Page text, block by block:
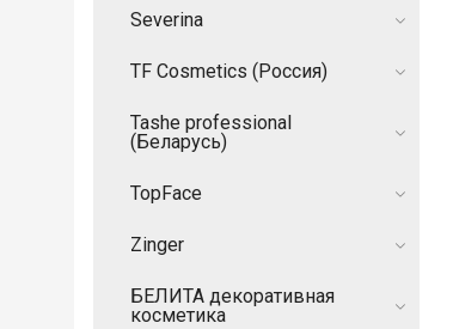
Severina
TF Cosmetics (Россия)
Tashe professional
(Беларусь)
TopFace
Zinger
БЕЛИТА декоративная
косметика